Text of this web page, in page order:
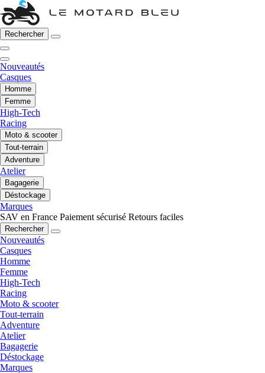
Rechercher
Nouveautés
Casques
Homme
Femme
High-Tech
Racing
Moto & scooter
Tout-terrain
Adventure
Atelier
Bagagerie
Déstockage
Marques
SAV en France Paiement sécurisé Retours faciles
Rechercher
Nouveautés
Casques
Homme
Femme
High-Tech
Racing
Moto & scooter
Tout-terrain
Adventure
Atelier
Bagagerie
Déstockage
Marques